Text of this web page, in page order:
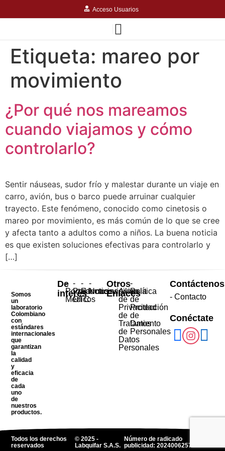
Acceso Usuarios
Etiqueta: mareo por
movimiento
¿Por qué nos mareamos
cuando viajamos y cómo
controlarlo?
Sentir náuseas, sudor frío y malestar durante un viaje en
carro, avión, bus o barco puede arruinar cualquier
trayecto. Este fenómeno, conocido como cinetosis o
mareo por movimiento, es más común de lo que se cree
y afecta tanto a adultos como a niños. La buena noticia
es que existen soluciones efectivas para controlarlo y
[…]
Somos
un
laboratorio
Colombiano
con
estándares
internacionales
que
garantizan
la
calidad
y
eficacia
de
cada
uno
de
nuestros
productos.
De
interés
-
Portal
Médicos
-
Productos
OTC
-
Farmacovigilancia
-
Noticias
Otros
Enlaces
-
Aviso
de
Privacidad
de
Tratamiento
de
Datos
Personales
-
Política
de
Protección
de
Datos
Personales
Contáctenos
- Contacto
Conéctate
Todos los derechos
reservados
© 2025 -
Labquifar S.A.S.
Número de radicado
publicidad: 2024006257